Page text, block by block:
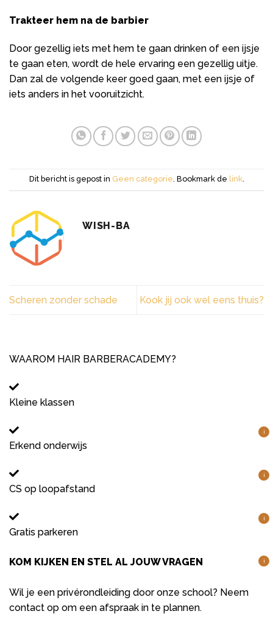
Trakteer hem na de barbier
Door gezellig iets met hem te gaan drinken of een ijsje
te gaan eten, wordt de hele ervaring een gezellig uitje.
Dan zal de volgende keer goed gaan, met een ijsje of
iets anders in het vooruitzicht.
Dit bericht is gepost in Geen categorie. Bookmark de link.
WISH-BA
Scheren zonder schade Kook jij ook wel eens thuis?
WAAROM HAIR BARBERACADEMY?
Kleine klassen
i
Erkend onderwijs
i
CS op loopafstand
i
Gratis parkeren
i
KOM KIJKEN EN STEL AL JOUW VRAGEN
Wil je een privérondleiding door onze school? Neem
contact op om een afspraak in te plannen.